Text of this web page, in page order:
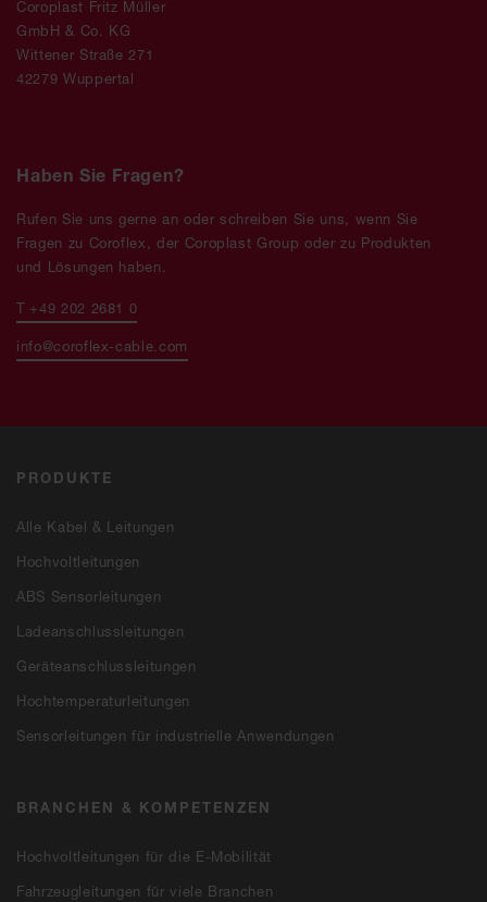
PRODUKTE
Alle Kabel & Leitungen
Hochvoltleitungen
ABS Sensorleitungen
Ladeanschlussleitungen
Geräteanschlussleitungen
Hochtemperaturleitungen
Sensorleitungen für industrielle Anwendungen
BRANCHEN & KOMPETENZEN
Hochvoltleitungen für die E-Mobilität
Fahrzeugleitungen für viele Branchen
Coroplast Fritz Müller
GmbH & Co. KG
Wittener Straße 271
42279 Wuppertal
Haben Sie Fragen?
Rufen Sie uns gerne an oder schreiben Sie uns, wenn Sie
Fragen zu Coroflex, der Coroplast Group oder zu Produkten
und Lösungen haben.
T +49 202 2681 0
info@coroflex-cable.com